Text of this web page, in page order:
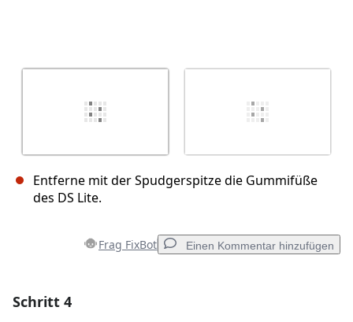
Entferne mit der Spudgerspitze die Gummifüße
des DS Lite.
Frag FixBot Einen Kommentar hinzufügen
Schritt 4